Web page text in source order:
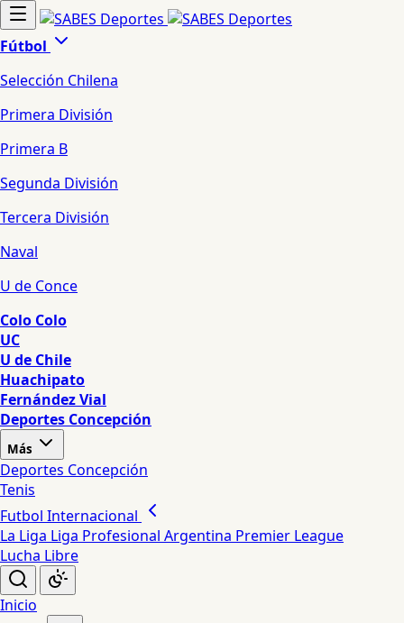
Fútbol
Selección Chilena
Primera División
Primera B
Segunda División
Tercera División
Naval
U de Conce
Colo Colo
UC
U de Chile
Huachipato
Fernández Vial
Deportes Concepción
Más
Deportes Concepción
Tenis
Futbol Internacional
La Liga Liga Profesional Argentina Premier League
Lucha Libre
Inicio